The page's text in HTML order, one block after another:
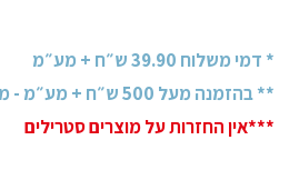
* דמי משלוח 39.90 ש״ח + מע״מ
** בהזמנה מעל 500 ש״ח + מע״מ - משלוח חינם!
***אין החזרות על מוצרים סטרילים